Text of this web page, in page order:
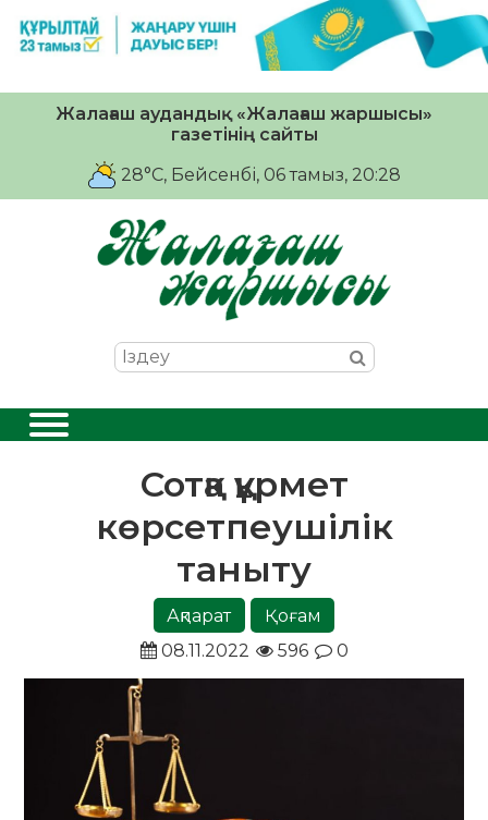
Жалағаш аудандық «Жалағаш жаршысы»
газетінің сайты
28°C, Бейсенбі, 06 тамыз, 20:28
Сотқа құрмет
көрсетпеушілік
таныту
Ақпарат
Қоғам
08.11.2022
596 0